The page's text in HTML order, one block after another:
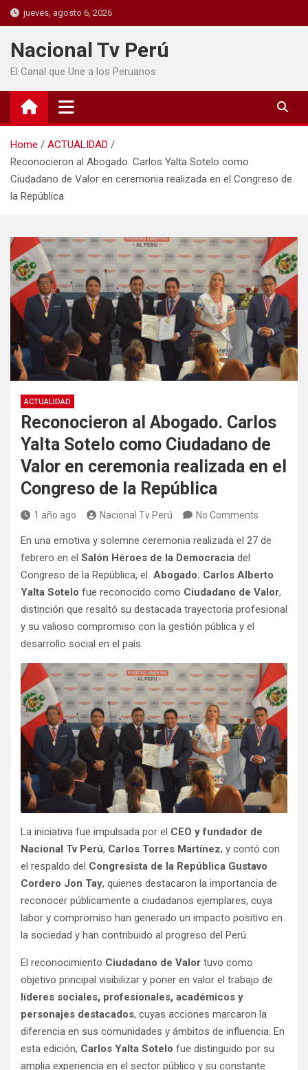
jueves, agosto 6, 2026
Nacional Tv Perú
El Canal que Une a los Peruanos
Home
ACTUALIDAD
Reconocieron al Abogado. Carlos Yalta Sotelo como
Ciudadano de Valor en ceremonia realizada en el Congreso de
la República
ACTUALIDAD
Reconocieron al Abogado. Carlos
Yalta Sotelo como Ciudadano de
Valor en ceremonia realizada en el
Congreso de la República
1 año ago Nacional Tv Perú No Comments
En una emotiva y solemne ceremonia realizada el 27 de
febrero en el Salón Héroes de la Democracia del
Congreso de la República, el Abogado. Carlos Alberto
Yalta Sotelo fue reconocido como Ciudadano de Valor,
distinción que resaltó su destacada trayectoria profesional
y su valioso compromiso con la gestión pública y el
desarrollo social en el país.
La iniciativa fue impulsada por el CEO y fundador de
Nacional Tv Perú, Carlos Torres Martínez, y contó con
el respaldo del Congresista de la República Gustavo
Cordero Jon Tay, quienes destacaron la importancia de
reconocer públicamente a ciudadanos ejemplares, cuya
labor y compromiso han generado un impacto positivo en
la sociedad y han contribuido al progreso del Perú.
El reconocimiento Ciudadano de Valor tuvo como
objetivo principal visibilizar y poner en valor el trabajo de
líderes sociales, profesionales, académicos y
personajes destacados, cuyas acciones marcaron la
diferencia en sus comunidades y ámbitos de influencia. En
esta edición, Carlos Yalta Sotelo fue distinguido por su
amplia experiencia en el sector público y su constante